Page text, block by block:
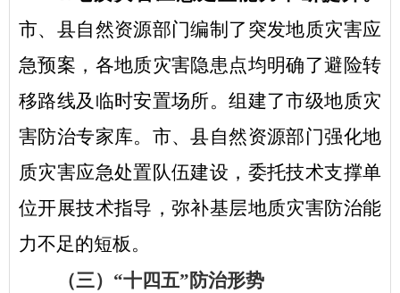
市、县自然资源部门编制了突发地质灾害应
急预案，各地质灾害隐患点均明确了避险转
移路线及临时安置场所。组建了市级地质灾
害防治专家库。市、县自然资源部门强化地
质灾害应急处置队伍建设，委托技术支撑单
位开展技术指导，弥补基层地质灾害防治能
力不足的短板。
（三） “十四五”防治形势